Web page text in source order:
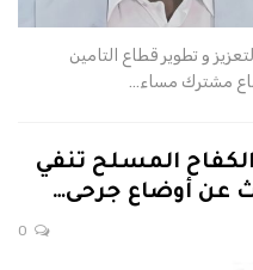
و تطوير قطاع التامين
مشترك مساء…
المسلح تنفي
عن أوضاع جرحى…